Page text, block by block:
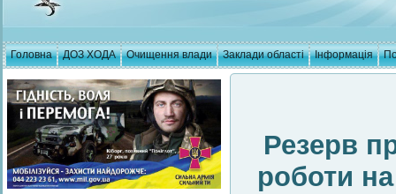
Головна ДОЗ ХОДА Очищення влади Заклади області Інформація
Резерв
роботи